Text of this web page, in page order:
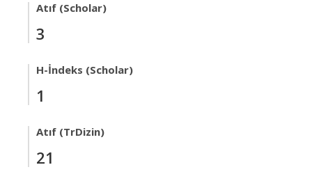
Atıf (Scholar)
3
H-İndeks (Scholar)
1
Atıf (TrDizin)
21